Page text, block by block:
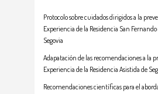
Protocolo sobre cuidados dirigidos a la
Experiencia de la Residencia San
Segovia
Adapatación de las recomendaciones a la
Experiencia de la Residencia Asistida de
Recomendaciones científicas para el